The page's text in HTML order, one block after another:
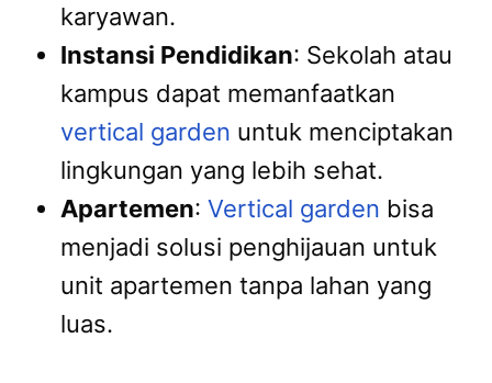
karyawan.
Instansi Pendidikan: Sekolah atau
kampus dapat memanfaatkan
vertical garden untuk menciptakan
lingkungan yang lebih sehat.
Apartemen: Vertical garden bisa
menjadi solusi penghijauan untuk
unit apartemen tanpa lahan yang
luas.